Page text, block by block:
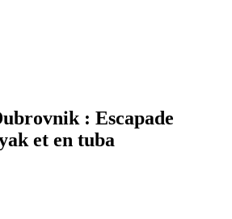
: Escapade
et en tuba